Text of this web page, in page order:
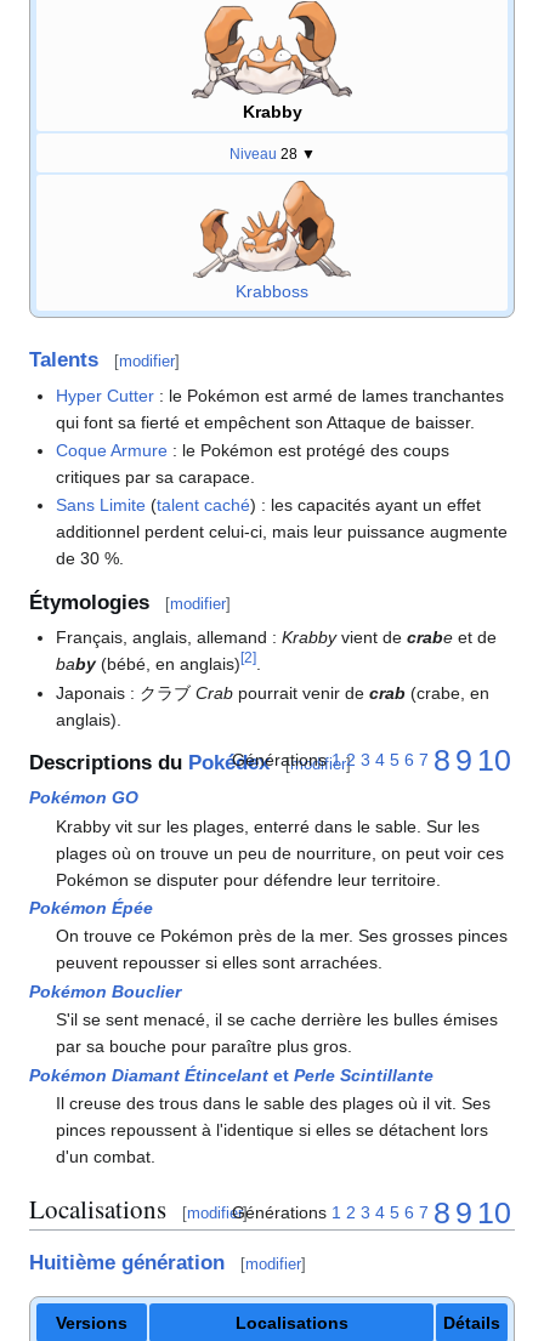
Krabby
Niveau 28 ▼
Krabboss
Talents [modifier]
Hyper Cutter : le Pokémon est armé de lames tranchantes
qui font sa fierté et empêchent son Attaque de baisser.
Coque Armure : le Pokémon est protégé des coups
critiques par sa carapace.
Sans Limite (talent caché) : les capacités ayant un effet
additionnel perdent celui-ci, mais leur puissance augmente
de 30 %.
Étymologies [modifier]
Français, anglais, allemand :Krabbyvient decrabe et de
baby (bébé, en anglais)[2]
Japonais : クラブCrab pourrait venir decrab (crabe, en
anglais).
Descriptions du Pokédex [modifier]
Générations 1 2 3 4 5 6 7 8 9 10
Pokémon GO
Krabby vit sur les plages, enterré dans le sable. Sur les
plages où on trouve un peu de nourriture, on peut voir ces
Pokémon se disputer pour défendre leur territoire.
Pokémon Épée
On trouve ce Pokémon près de la mer. Ses grosses pinces
peuvent repousser si elles sont arrachées.
Pokémon Bouclier
S'il se sent menacé, il se cache derrière les bulles émises
par sa bouche pour paraître plus gros.
Pokémon Diamant Étincelant et Perle Scintillante
Il creuse des trous dans le sable des plages où il vit. Ses
pinces repoussent à l'identique si elles se détachent lors
d'un combat.
Localisations [modifier]
Générations 1 2 3 4 5 6 7 8 9 10
Huitième génération [modifier]
Versions Localisations Détails